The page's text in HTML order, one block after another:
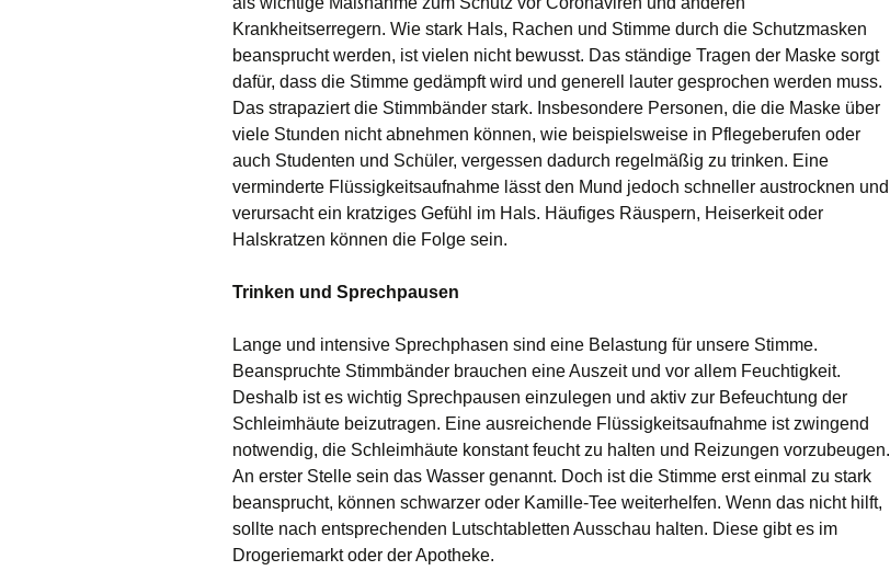
Krankheitserregern. Wie stark Hals, Rachen und Stimme durch die Schutzmasken
beansprucht werden, ist vielen nicht bewusst. Das ständige Tragen der Maske sorgt
dafür, dass die Stimme gedämpft wird und generell lauter gesprochen werden muss.
Das strapaziert die Stimmbänder stark. Insbesondere Personen, die die Maske über
viele Stunden nicht abnehmen können, wie beispielsweise in Pflegeberufen oder
auch Studenten und Schüler, vergessen dadurch regelmäßig zu trinken. Eine
verminderte Flüssigkeitsaufnahme lässt den Mund jedoch schneller austrocknen und
verursacht ein kratziges Gefühl im Hals. Häufiges Räuspern, Heiserkeit oder
Halskratzen können die Folge sein.
Trinken und Sprechpausen
Lange und intensive Sprechphasen sind eine Belastung für unsere Stimme.
Beanspruchte Stimmbänder brauchen eine Auszeit und vor allem Feuchtigkeit.
Deshalb ist es wichtig Sprechpausen einzulegen und aktiv zur Befeuchtung der
Schleimhäute beizutragen. Eine ausreichende Flüssigkeitsaufnahme ist zwingend
notwendig, die Schleimhäute konstant feucht zu halten und Reizungen vorzubeugen.
An erster Stelle sein das Wasser genannt. Doch ist die Stimme erst einmal zu stark
beansprucht, können schwarzer oder Kamille-Tee weiterhelfen. Wenn das nicht hilft,
sollte nach entsprechenden Lutschtabletten Ausschau halten. Diese gibt es im
Drogeriemarkt oder der Apotheke.